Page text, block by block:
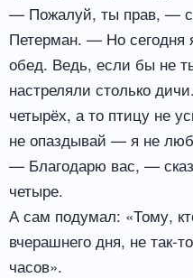
— Пожалуй, ты прав, —
Петерман. — Но сегодня
обед. Ведь, если бы не
настреляли столько
четырёх, а то птицу не
не опаздывай — я не
— Благодарю вас, —
четыре.
А сам подумал: «Тому,
вчерашнего дня, не так-
часов».